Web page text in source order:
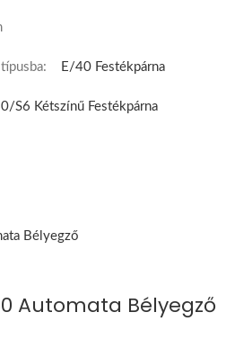
típusba: E/40 Festékpárna
S6 Kétszínű Festékpárna
Automata Bélyegző